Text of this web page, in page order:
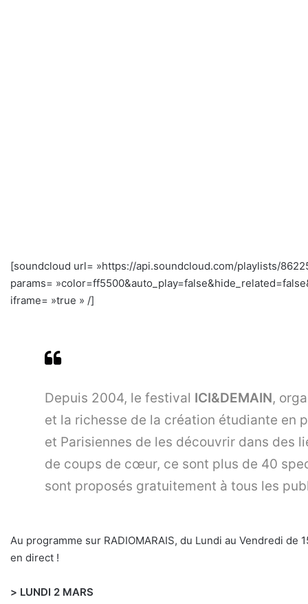
[soundcloud url= »https://api.soundcloud.com/playlists/
params=
iframe= »true » /]
Depuis 2004, le festival ICI&DEMAIN,
et la richesse de la création étudiante en
et Parisiennes de les découvrir dans des
de coups de cœur, ce sont plus de 40
sont proposés gratuitement à tous les
Au programme sur RADIOMARAIS, du Lundi au Vendredi
en direct !
> LUNDI 2 MARS